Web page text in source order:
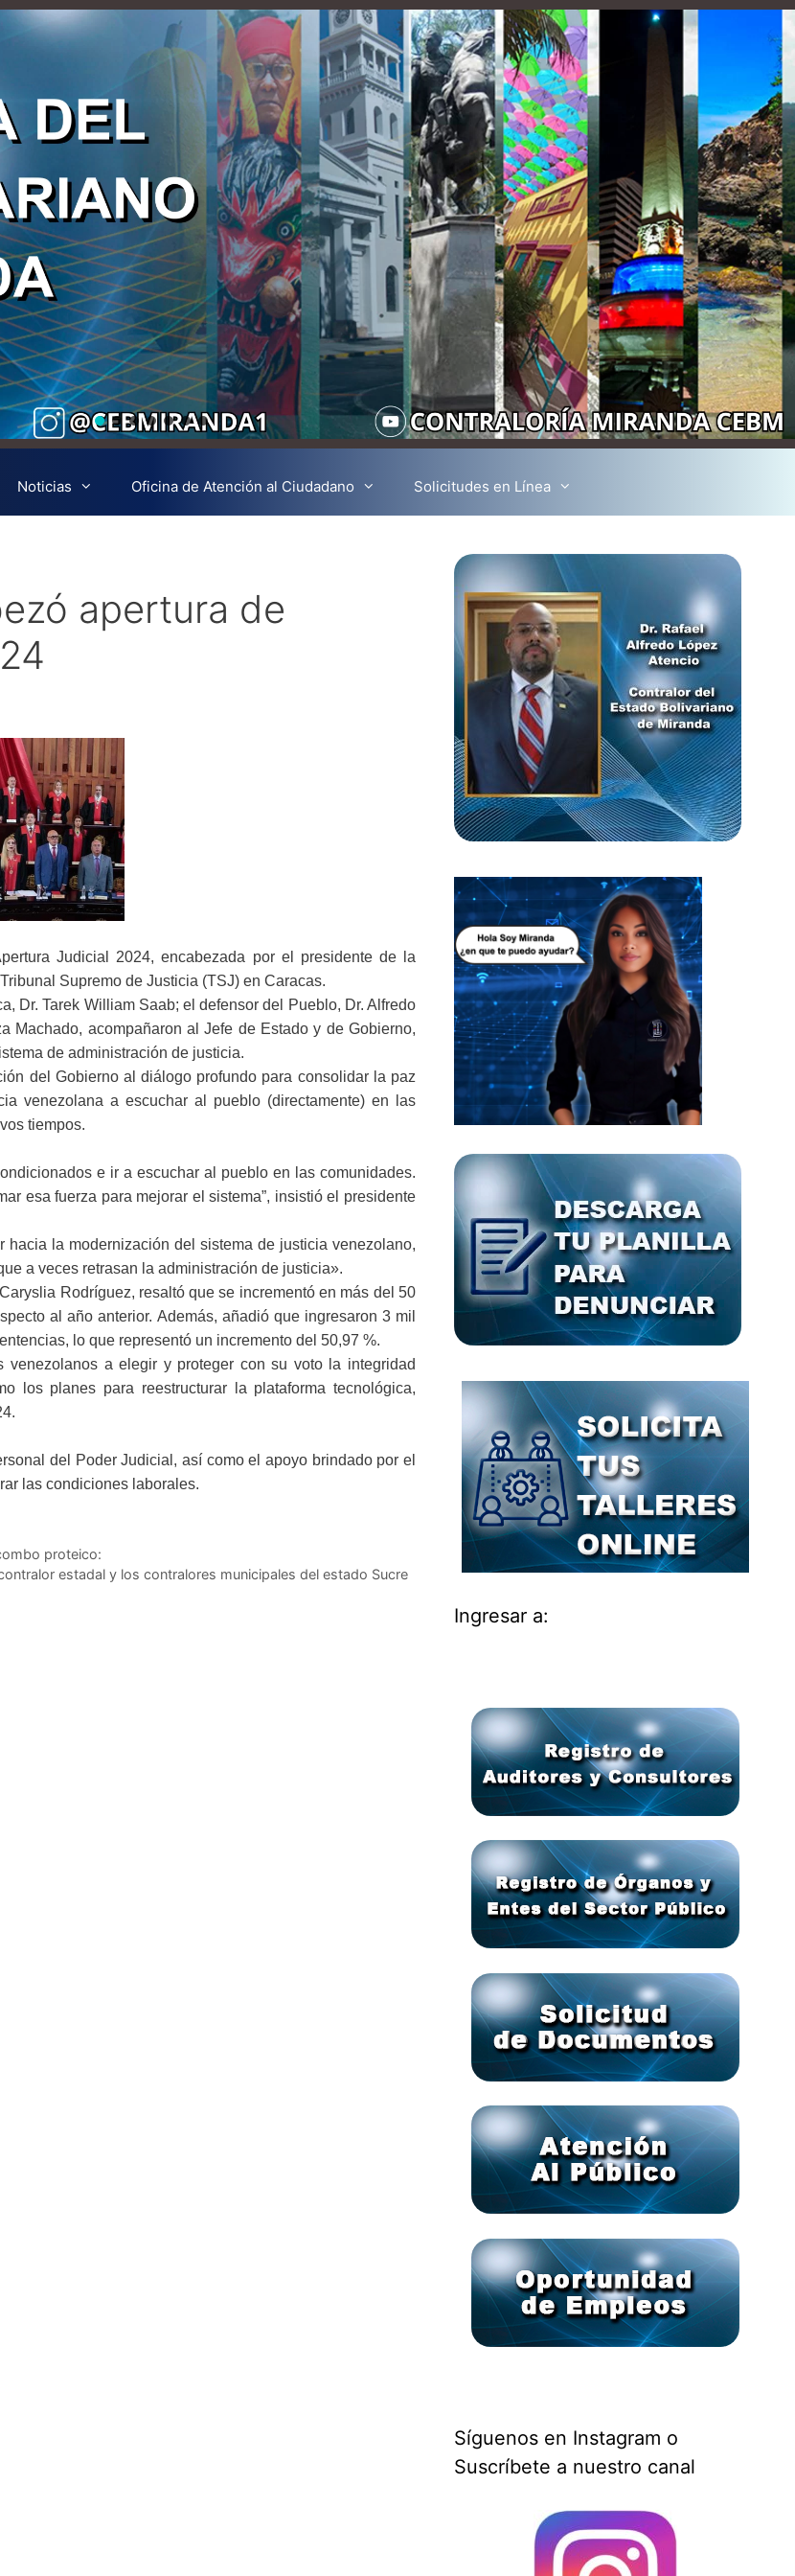
Noticias Oficina de Atención al Ciudadano Solicitudes en Línea
apertura de
Judicial 2024, encabezada por el presidente de la
Supremo de Justicia (TSJ) en Caracas.
Dr. Tarek William Saab; el defensor del Pueblo, Dr. Alfredo
Machado, acompañaron al Jefe de Estado y de Gobierno,
de administración de justicia.
del Gobierno al diálogo profundo para consolidar la paz
venezolana a escuchar al pueblo (directamente) en las
tiempos.
e ir a escuchar al pueblo en las comunidades.
esa fuerza para mejorar el sistema”, insistió el presidente
la modernización del sistema de justicia venezolano,
a veces retrasan la administración de justicia».
Rodríguez, resaltó que se incrementó en más del 50
al año anterior. Además, añadió que ingresaron 3 mil
lo que representó un incremento del 50,97 %.
a elegir y proteger con su voto la integridad
los planes para reestructurar la plataforma tecnológica,
del Poder Judicial, así como el apoyo brindado por el
las condiciones laborales.
proteico:
estadal y los contralores municipales del estado Sucre
Ingresar a:
Síguenos en Instagram o
Suscríbete a nuestro canal